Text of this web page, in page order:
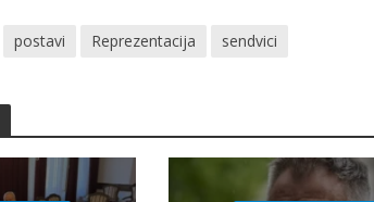
postavi Reprezentacija sendvici